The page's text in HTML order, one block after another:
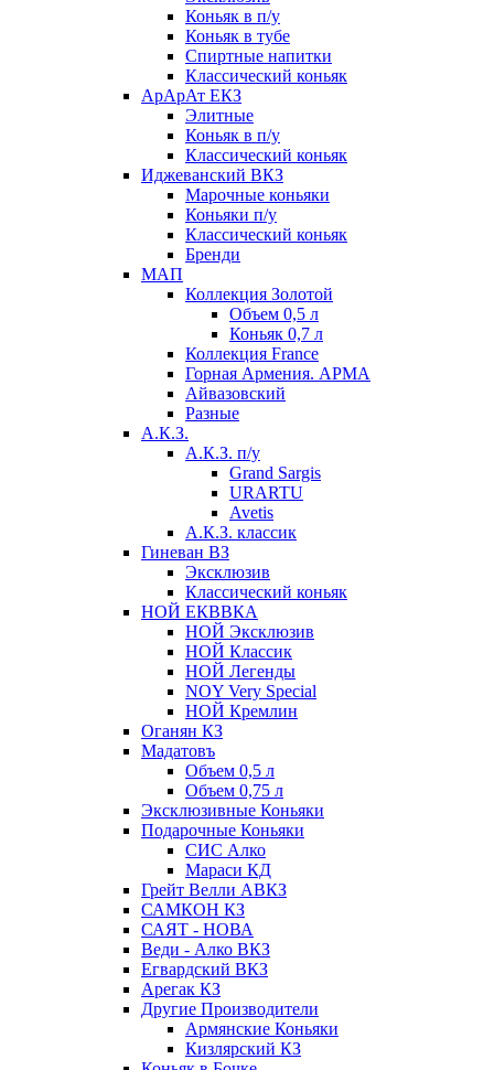
Коньяк в п/у
Коньяк в тубе
Спиртные напитки
Классический коньяк
АрАрАт ЕКЗ
Элитные
Коньяк в п/у
Классический коньяк
Иджеванский ВКЗ
Марочные коньяки
Коньяки п/у
Классический коньяк
Бренди
МАП
Коллекция Золотой
Объем 0,5 л
Коньяк 0,7 л
Коллекция France
Горная Армения. АРМА
Айвазовский
Разные
А.К.З.
А.К.З. п/у
Grand Sargis
URARTU
Avetis
А.К.З. классик
Гиневан ВЗ
Эксклюзив
Классический коньяк
НОЙ ЕКВВКА
НОЙ Эксклюзив
НОЙ Классик
НОЙ Легенды
NOY Very Speсial
НОЙ Кремлин
Оганян КЗ
Мадатовъ
Объем 0,5 л
Объем 0,75 л
Эксклюзивные Коньяки
Подарочные Коньяки
СИС Алко
Мараси КД
Грейт Велли АВКЗ
САМКОН КЗ
САЯТ - НОВА
Веди - Алко ВКЗ
Егвардский ВКЗ
Арегак КЗ
Другие Производители
Армянские Коньяки
Кизлярский КЗ